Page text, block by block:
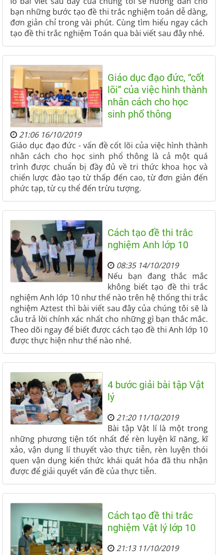
bạn những bước tạo đề thi trắc nghiệm toán dễ dàng,
đơn giản chỉ trong vài phút. Cùng tìm hiểu ngay cách
tạo đề thi trắc nghiệm Toán qua bài viết sau đây nhé.
Giáo dục đạo đức, “cốt
lõi” của việc hình thành
nhân cách cho học
sinh phổ thông
21:06 16/10/2019
Giáo dục đạo đức - vấn đề cốt lõi của việc hình thành
nhân cách cho học sinh phổ thông là cả một quá
trình được chuẩn bị đầy đủ về tri thức khoa học và
chiến lược đào tạo từ thấp đến cao, từ đơn giản đến
phức tạp, từ cụ thể đến trừu tượng.
Cách tạo đề thi trắc
nghiệm Anh lớp 10
08:35 14/10/2019
Nếu bạn đang thắc mắc
không biết tạo đề thi trắc
nghiệm Anh lớp 10 như thế nào trên hệ thống thi trắc
nghiệm Aztest thì bài viết sau đây của chúng tôi sẽ là
câu trả lời chính xác nhất cho những gì bạn thắc mắc.
Theo dõi ngay để biết được cách tạo đề thi Anh lớp 10
được thực hiện như thế nào nhé.
4 bước giải bài tập Vật
lý
21:20 11/10/2019
Bài tập Vật lí là một trong
những phương tiện tốt nhất để rèn luyện kĩ năng, kĩ
xảo, vận dụng lí thuyết vào thực tiễn, rèn luyện thói
quen vận dụng kiến thức khái quát hóa đã thu nhận
được để giải quyết vấn đề của thực tiễn.
Cách tạo đề thi trắc
nghiệm Vật lý lớp 10
21:13 11/10/2019